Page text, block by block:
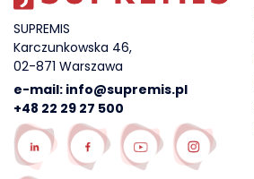
SUPREMIS
Karczunkowska 46,
02-871 Warszawa
e-mail: info@supremis.pl
+48 22 29 27 500